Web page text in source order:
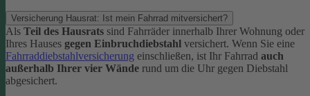
Versicherung Hausrat: Ist mein Fahrrad mitversichert?
Als Teil des Hausrats sind Fahrräder innerhalb Ihrer Wohnung oder
Ihres Hauses gegen Einbruchdiebstahl versichert. Wenn Sie eine
Fahrraddiebstahlversicherung einschließen, ist Ihr Fahrrad auch
außerhalb Ihrer vier Wände rund um die Uhr gegen Diebstahl
abgesichert.